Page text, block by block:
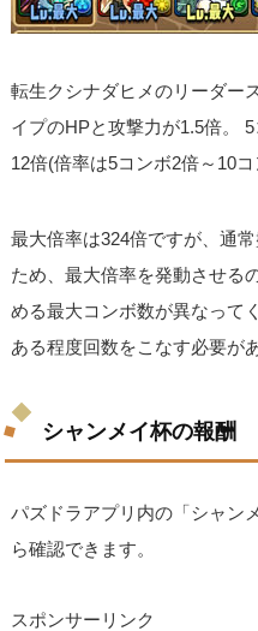
転生クシナダヒメのリーダー
イプのHPと攻撃力が1.5倍。
12倍(倍率は5コンボ2倍～10コ
最大倍率は324倍ですが、通
ため、最大倍率を発動させる
める最大コンボ数が異なって
ある程度回数をこなす必要が
シャンメイ杯の報酬
パズドラアプリ内の「シャン
ら確認できます。
スポンサーリンク